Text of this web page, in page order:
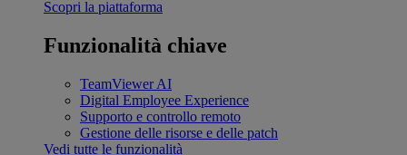
Scopri la piattaforma
Funzionalità chiave
TeamViewer AI
Digital Employee Experience
Supporto e controllo remoto
Gestione delle risorse e delle patch
Vedi tutte le funzionalità